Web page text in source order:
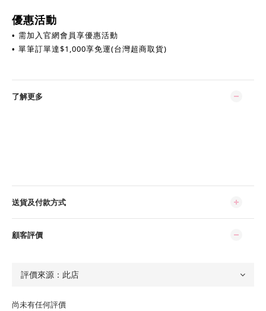
優惠活動
• 需加入官網會員享優惠活動
• 單筆訂單達$1,000享免運(台灣超商取貨)
了解更多
送貨及付款方式
顧客評價
尚未有任何評價